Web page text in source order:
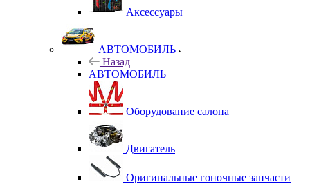
Аксессуары
АВТОМОБИЛЬ
Назад
АВТОМОБИЛЬ
Оборудование салона
Двигатель
Оригинальные гоночные запчасти